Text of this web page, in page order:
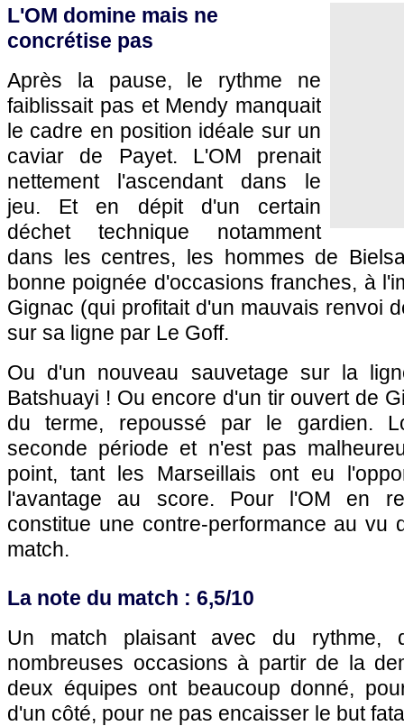
L'OM domine mais ne
concrétise pas
Après la pause, le rythme ne
faiblissait pas et Mendy manquait
le cadre en position idéale sur un
caviar de Payet. L'OM prenait
nettement l'ascendant dans le
jeu. Et en dépit d'un certain
déchet technique notamment
dans les centres, les hommes de
bonne poignée d'occasions franches, à
Gignac (qui profitait d'un mauvais renvoi
sur sa ligne par Le Goff.
Ou d'un nouveau sauvetage sur la
Batshuayi ! Ou encore d'un tir ouvert de
du terme, repoussé par le gardien.
seconde période et n'est pas
point, tant les Marseillais ont eu
l'avantage au score. Pour l'OM en
constitue une contre-performance au vu
match.
La note du match : 6,5/10
Un match plaisant avec du rythme,
nombreuses occasions à partir de la
deux équipes ont beaucoup donné,
d'un côté, pour ne pas encaisser le but